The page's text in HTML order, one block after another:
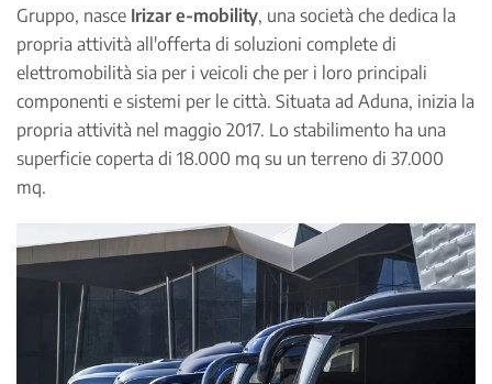
Gruppo, nasce Irizar e-mobility, una società che dedica la
propria attività all'offerta di soluzioni complete di
elettromobilità sia per i veicoli che per i loro principali
componenti e sistemi per le città. Situata ad Aduna, inizia la
propria attività nel maggio 2017. Lo stabilimento ha una
superficie coperta di 18.000 mq su un terreno di 37.000
mq.